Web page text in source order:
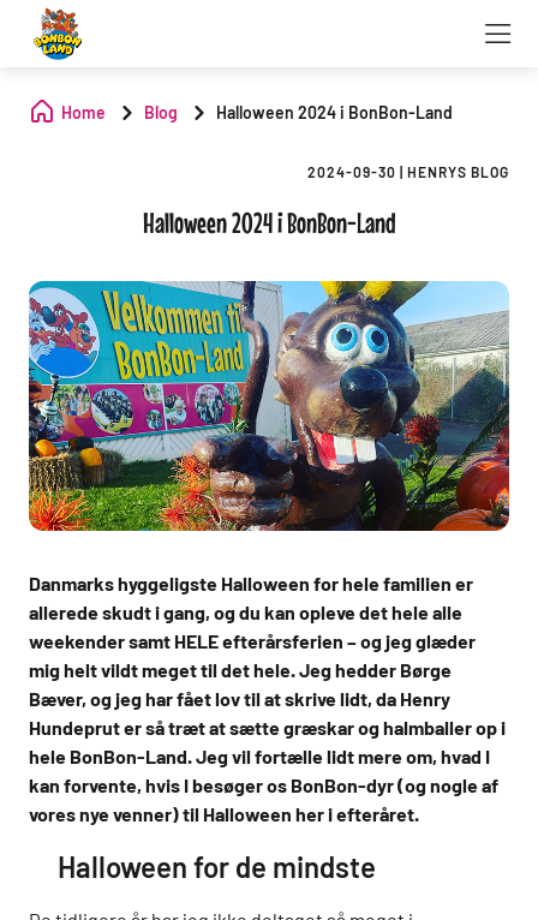
Home Blog Halloween 2024 i BonBon-Land
2024-09-30 HENRYS BLOG
Halloween 2024 i BonBon-Land
Danmarks hyggeligste Halloween for hele familien er
allerede skudt i gang, og du kan opleve det hele alle
weekender samt HELE efterårsferien – og jeg glæder
mig helt vildt meget til det hele. Jeg hedder Børge
Bæver, og jeg har fået lov til at skrive lidt, da Henry
Hundeprut er så træt at sætte græskar og halmballer op i
hele BonBon-Land. Jeg vil fortælle lidt mere om, hvad I
kan forvente, hvis I besøger os BonBon-dyr (og nogle af
vores nye venner) til Halloween her i efteråret.
Halloween for de mindste